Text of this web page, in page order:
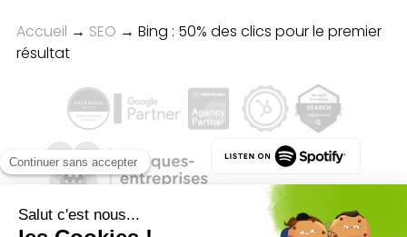
Accueil → SEO → Bing : 50% des clics pour le premier
résultat
Qualité des campagnes en marketing digital :